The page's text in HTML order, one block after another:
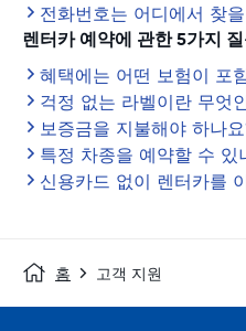
전화번호는 어디에서 찾
렌터카 예약에 관한 5가지
혜택에는 어떤 보험이 포
걱정 없는 라벨이란 무엇
보증금을 지불해야 하나
특정 차종을 예약할 수 있
신용카드 없이 렌터카를
홈 고객 지원